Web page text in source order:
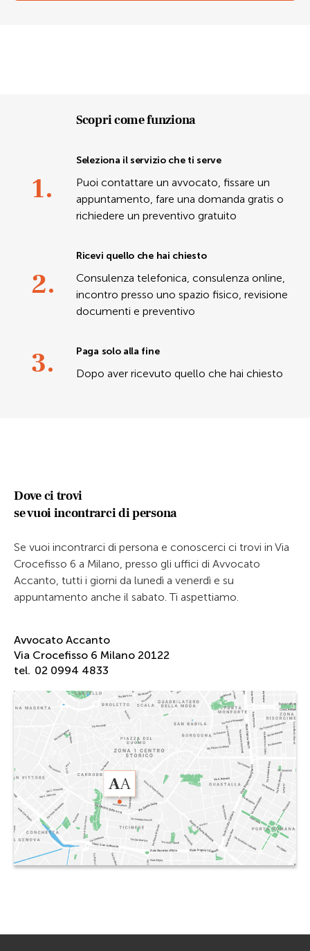
Scopri come funziona
1.
Seleziona il servizio che ti serve
Puoi contattare un avvocato, fissare un
appuntamento, fare una domanda gratis o
richiedere un preventivo gratuito
2.
Ricevi quello che hai chiesto
Consulenza telefonica, consulenza online,
incontro presso uno spazio fisico, revisione
documenti e preventivo
3. Paga solo alla fine
Dopo aver ricevuto quello che hai chiesto
Dove ci trovi
se vuoi incontrarci di persona
Se vuoi incontrarci di persona e conoscerci ci trovi in Via
Crocefisso 6 a Milano, presso gli uffici di Avvocato
Accanto, tutti i giorni da lunedì a venerdì e su
appuntamento anche il sabato. Ti aspettiamo.
Avvocato Accanto
Via Crocefisso 6 Milano 20122
tel. 02 0994 4833